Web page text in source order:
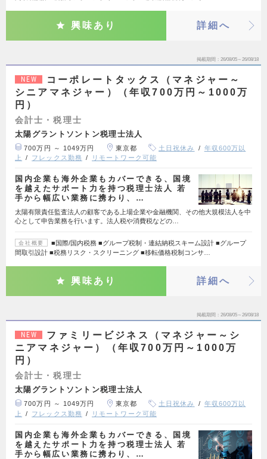
興味あり 詳細へ
掲載期間 26/08/05～26/08/18
NEW
コーポレートタックス（マネジャー～
シニアマネジャー）（年収700万円～1000万
円）
会計士・税理士
太陽グラントソントン税理士法人
700万円 ～ 1049万円 東京都 土日祝休み
年収600万以
上
フレックス勤務 リモートワーク可能
国内企業も海外企業もカバーできる、国境
を越えたサポート力を持つ税理士法人 若
手から幅広い業務に携わり、…
太陽有限責任監査法人の顧客である上場企業や金融機関、その他大規模法人を中
心として申告業務を行います。法人税や消費税などの…
会社概要
■国際/国内税務 ■グループ税制・連結納税スキーム設計 ■グループ
間取引設計 ■税務リスク・スクリーニング ■移転価格税制コンサ…
興味あり 詳細へ
掲載期間 26/08/05～26/08/18
NEW
ファミリービジネス（マネジャー～シ
ニアマネジャー）（年収700万円～1000万
円）
会計士・税理士
太陽グラントソントン税理士法人
700万円 ～ 1049万円 東京都 土日祝休み
年収600万以
上
フレックス勤務 リモートワーク可能
国内企業も海外企業もカバーできる、国境
を越えたサポート力を持つ税理士法人 若
手から幅広い業務に携わり、…